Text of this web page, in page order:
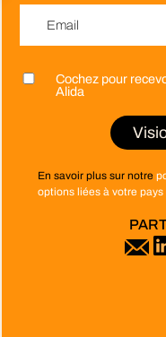
Email*
Prénom*
Nom*
Entreprise*
Fonction*
Pays*
Cochez pour
Alida
En savoir plus sur notre
options liées à votre pays